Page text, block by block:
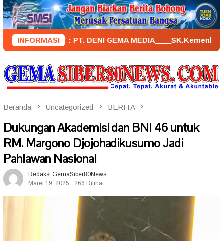
Loncat
ke
konten
INFORMASI
: PT. DENI GEMA MEDIA____SK.KemenkumHam :
Beranda Uncategorized BERITA
Dukungan Akademisi dan BNI 46 untuk
RM. Margono Djojohadikusumo Jadi
Pahlawan Nasional
Redaksi GemaSiber80News
Maret 19, 2025
266 Dilihat